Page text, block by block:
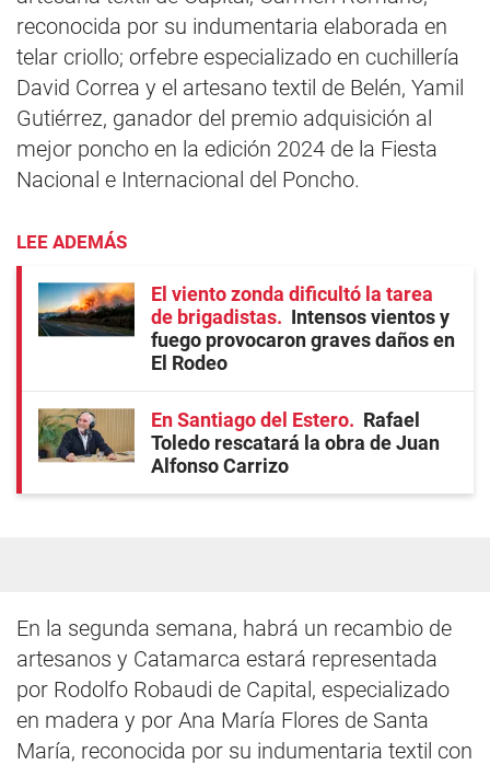
reconocida por su indumentaria elaborada en
telar criollo; orfebre especializado en cuchillería
David Correa y el artesano textil de Belén, Yamil
Gutiérrez, ganador del premio adquisición al
mejor poncho en la edición 2024 de la Fiesta
Nacional e Internacional del Poncho.
LEE ADEMÁS
El viento zonda dificultó la tarea
de brigadistas
Intensos vientos y
fuego provocaron graves daños en
El Rodeo
En Santiago del Estero
Rafael
Toledo rescatará la obra de Juan
Alfonso Carrizo
En la segunda semana, habrá un recambio de
artesanos y Catamarca estará representada
por Rodolfo Robaudi de Capital, especializado
en madera y por Ana María Flores de Santa
María, reconocida por su indumentaria textil con